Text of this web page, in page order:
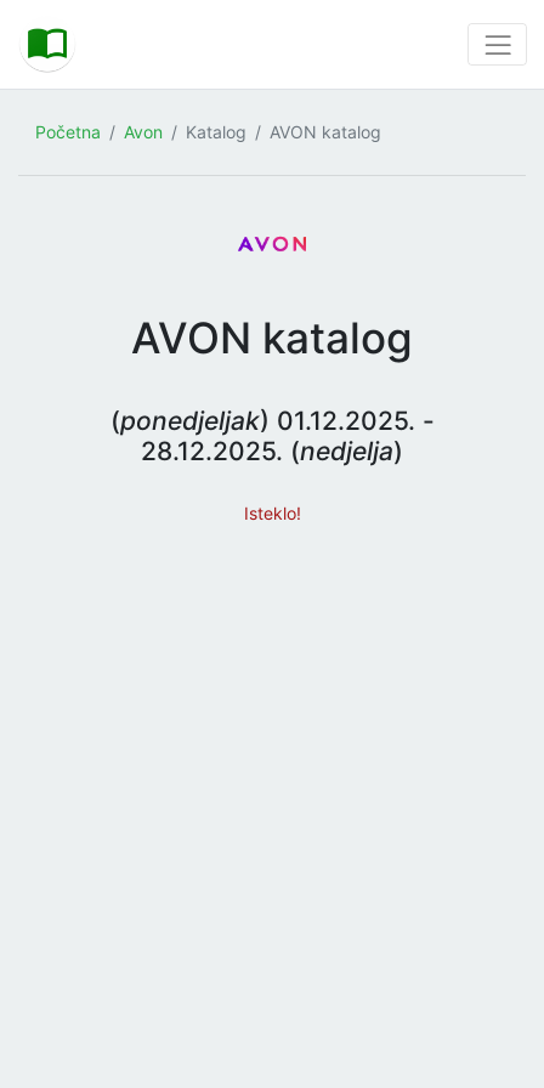
Početna Avon Katalog AVON katalog
AVON katalog
(ponedjeljak) 01.12.2025. -
28.12.2025. (nedjelja)
Isteklo!